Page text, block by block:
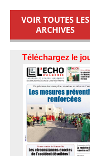
VOIR TOUTES LES
ARCHIVES